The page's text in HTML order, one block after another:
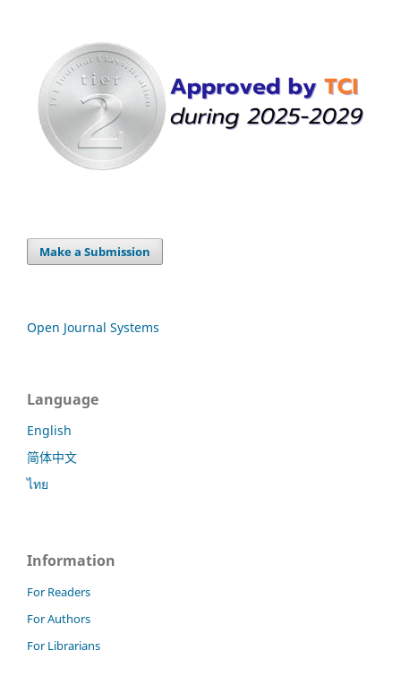
Make a Submission
Open Journal Systems
Language
English
简体中文
ไทย
Information
For Readers
For Authors
For Librarians